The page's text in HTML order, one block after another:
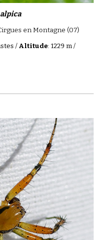
en Montagne (07)
/ Altitude: 1229 m /